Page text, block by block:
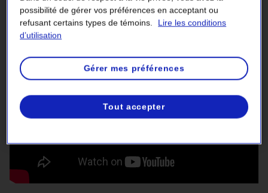
Quand les fils moyenne tension seront-ils dégagés près
de chez moi ?
possibilité de gérer vos préférences en acceptant ou
refusant certains types de témoins.
Lire les conditions
d’utilisation
Gérer mes préférences
Tout accepter